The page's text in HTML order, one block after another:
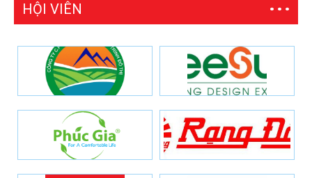
HỘI VIÊN